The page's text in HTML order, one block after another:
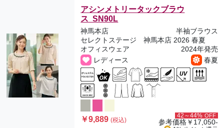
アシンメトリータックブラウ
ス SN90L
神馬本店
半袖ブラウス
セレクトステージ 神馬本店 2026 春夏
オフィスウェア
2024年発売
レディース
春夏
￥9,889(税込)
42～44% OFF
参考価格￥17,050-